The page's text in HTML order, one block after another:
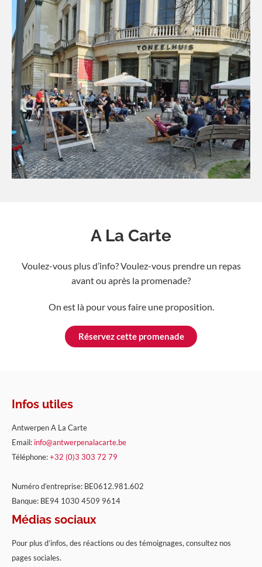
A La Carte
Voulez-vous plus d’info? Voulez-vous prendre un repas
avant ou après la promenade?
On est là pour vous faire une proposition.
Réservez cette promenade
Infos utiles
Antwerpen A La Carte
Email: info@antwerpenalacarte.be
Téléphone:+32 (0)3 303 72 79
Numéro d’entreprise: BE0612.981.602
Banque: BE94 1030 4509 9614
Médias sociaux
Pour plus d’infos, des réactions ou des témoignages, consultez nos
pages sociales.